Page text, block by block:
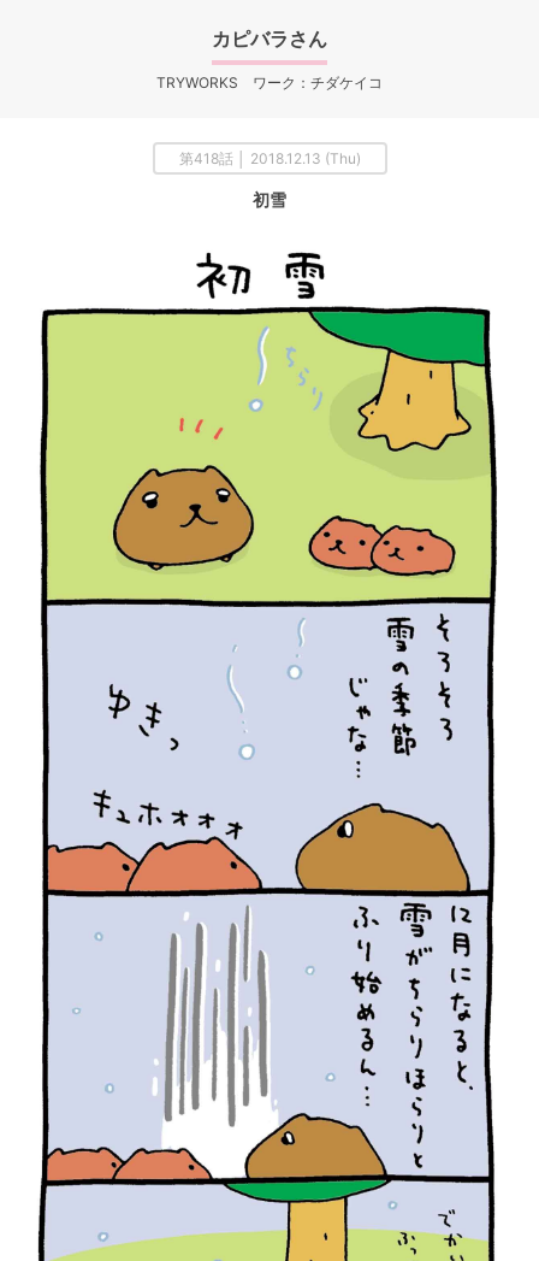
カピバラさん
TRYWORKS ワーク：チダケイコ
第418話 │ 2018.12.13 (Thu)
初雪